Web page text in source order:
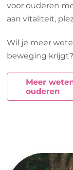
voor ouderen
aan vitaliteit,
Wil je meer
beweging krijgt?
Meer
ouderen